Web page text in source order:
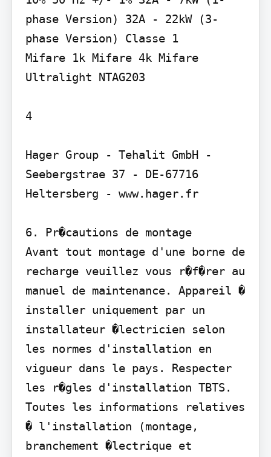
phase Version) 32A - 22kW (3-
phase Version) Classe 1
Mifare 1k Mifare 4k Mifare
Ultralight NTAG203
4
Hager Group - Tehalit GmbH -
Seebergstrae 37 - DE-67716
Heltersberg - www.hager.fr
6. Pr�cautions de montage
Avant tout montage d'une borne de
recharge veuillez vous r�f�rer au
manuel de maintenance. Appareil �
installer uniquement par un
installateur �lectricien selon
les normes d'installation en
vigueur dans le pays. Respecter
les r�gles d'installation TBTS.
Toutes les informations relatives
� l'installation (montage,
branchement �lectrique et